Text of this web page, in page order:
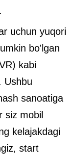
uchun yuqori
bo'lgan
kabi
Ushbu
sanoatiga
siz mobil
kelajakdagi
start